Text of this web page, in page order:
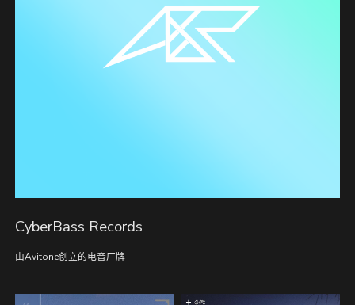
CyberBass Records
由Avitone创立的电音厂牌